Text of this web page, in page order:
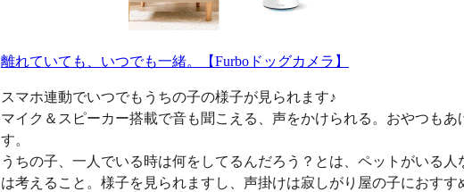
離れていても、いつでも一緒。【Furboドッグカメラ】
スマホ連動でいつでもうちの子の様子が見られます♪
マイク＆スピーカー搭載で音も聞こえる、声をかけられる。おやつもあ
す。
うちの子、一人でいる時は何をしてるんだろう？とは、ペットがいる人
は考えること。様子を見られますし、声掛けは寂しがり屋の子におすす